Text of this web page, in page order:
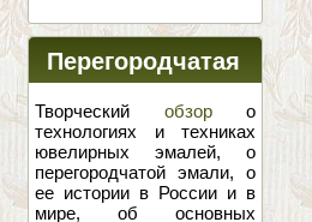
Перегородчатая
эмаль
Творческий обзоро
технологиях и техниках
ювелирных эмалей, о
перегородчатой эмали, о
ее истории в России и в
мире, об основных